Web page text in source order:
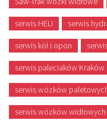
serwis HELI serwis
serwis kół i opon
serwis paleciaków Kraków
serwis wózków
serwis wózków widłowych